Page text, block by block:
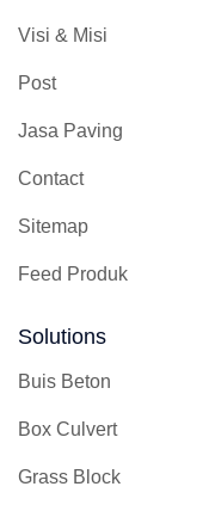
Visi & Misi
Post
Jasa Paving
Contact
Sitemap
Feed Produk
Solutions
Buis Beton
Box Culvert
Grass Block